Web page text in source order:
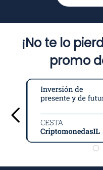
¡No te lo
promo